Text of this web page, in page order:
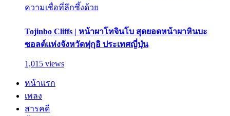
ความเชื่อที่ลึกซึ้งด้วย
Tojinbo Cliffs | หน้าผาโทจินโบ สุดยอดหน้าผาหินบะ
ซอลต์แห่งจังหวัดฟุกุอิ ประเทศญี่ปุ่น
1,015 views
หน้าแรก
เพลง
สารคดี